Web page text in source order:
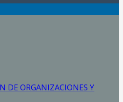
DE ORGANIZACIONES Y